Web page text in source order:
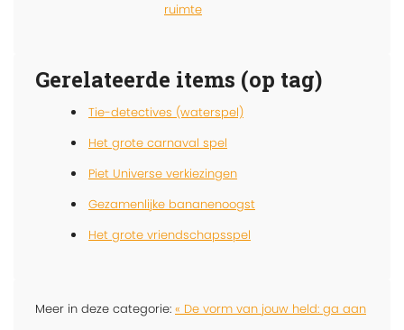
ruimte
Gerelateerde items (op tag)
Tie-detectives (waterspel)
Het grote carnaval spel
Piet Universe verkiezingen
Gezamenlijke bananenoogst
Het grote vriendschapsspel
Meer in deze categorie: « De vorm van jouw held: ga aan